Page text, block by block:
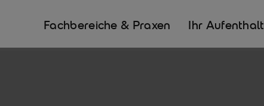
Fachbereiche & Praxen Ihr Aufenthalt